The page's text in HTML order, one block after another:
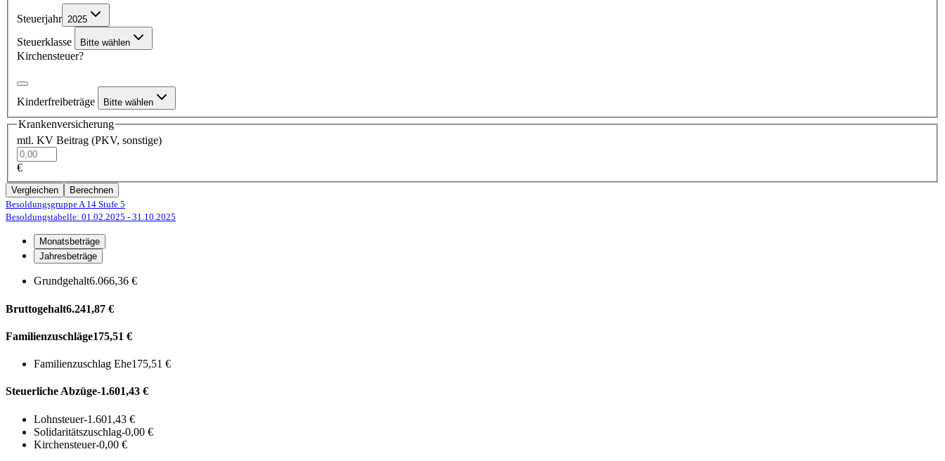
Steuerjahr 2025
Steuerklasse Bitte wählen
Kirchensteuer?
Kinderfreibeträge Bitte wählen
Krankenversicherung
mtl. KV Beitrag (PKV, sonstige)
€
Vergleichen
Berechnen
Besoldungsgruppe A 14 Stufe 5
Besoldungstabelle: 01.02.2025 - 31.10.2025
Monatsbeträge
Jahresbeträge
Grundgehalt6.066,36 €
Bruttogehalt6.241,87 €
Familienzuschläge175,51 €
Familienzuschlag Ehe175,51 €
Steuerliche Abzüge-1.601,43 €
Lohnsteuer-1.601,43 €
Solidaritätszuschlag-0,00 €
Kirchensteuer-0,00 €